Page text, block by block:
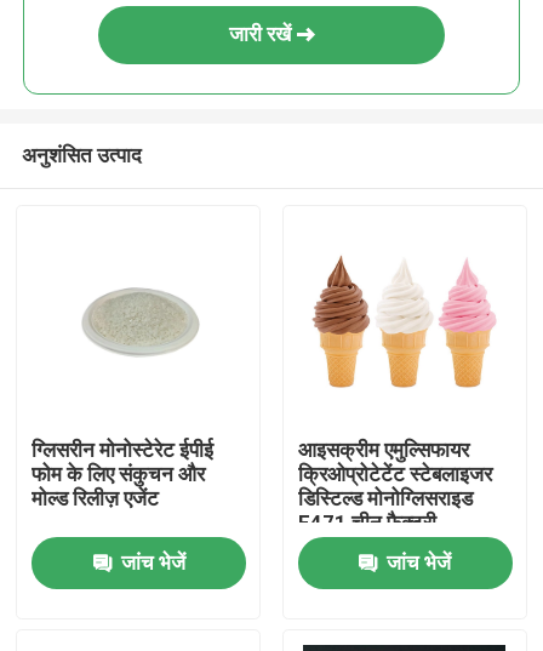
घर
जारी रखें
अनुशंसित उत्पाद
ग्लिसरीन मोनोस्टेरेट ईपीई
फोम के लिए संकुचन और
मोल्ड रिलीज़ एजेंट
जांच भेजें
आइसक्रीम एमुल्सिफायर
क्रिओप्रोटेटेंट स्टेबलाइजर
डिस्टिल्ड मोनोग्लिसराइड
E471 चीन फैक्टरी
जांच भेजें